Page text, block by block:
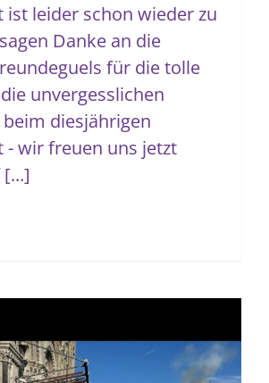
ist leider schon wieder zu
Danke an die
für die tolle
unvergesslichen
diesjährigen
- wir freuen uns jetzt